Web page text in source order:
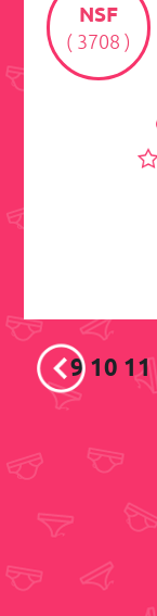
NSF
( 3708 )
910 11